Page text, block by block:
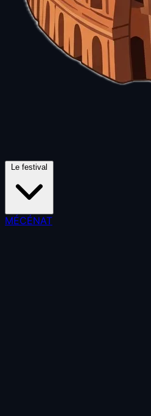
Le festival
MÉCÉNAT